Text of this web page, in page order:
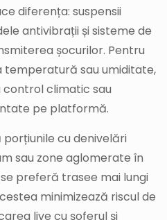
diferența: suspensii
antivibrații și sisteme de
șocurilor. Pentru
temperatură sau umiditate,
control climatic sau
pe platformă.
cu denivelări
sau zone aglomerate în
preferă trasee mai lungi
minimizează riscul de
live cu șoferul și